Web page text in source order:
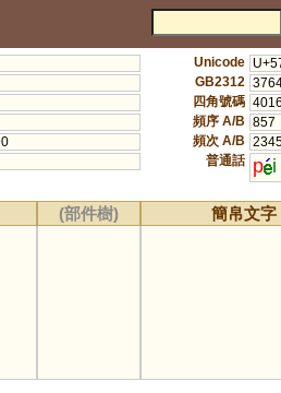
Unicode
GB2312
四角號碼
頻序 A/B 857
頻次 A/B
普通話 p i
(部件樹) 簡帛文字